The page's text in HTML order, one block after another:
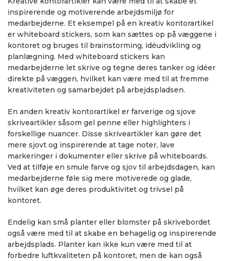
inspirerende og motiverende arbejdsmiljø for
medarbejderne. Et eksempel på en kreativ kontorartikel
er whiteboard stickers, som kan sættes op på væggene i
kontoret og bruges til brainstorming, idéudvikling og
planlægning. Med whiteboard stickers kan
medarbejderne let skrive og tegne deres tanker og idéer
direkte på væggen, hvilket kan være med til at fremme
kreativiteten og samarbejdet på arbejdspladsen.
En anden kreativ kontorartikel er farverige og sjove
skriveartikler såsom gel penne eller highlighters i
forskellige nuancer. Disse skriveartikler kan gøre det
mere sjovt og inspirerende at tage noter, lave
markeringer i dokumenter eller skrive på whiteboards.
Ved at tilføje en smule farve og sjov til arbejdsdagen, kan
medarbejderne føle sig mere motiverede og glade,
hvilket kan øge deres produktivitet og trivsel på
kontoret.
Endelig kan små planter eller blomster på skrivebordet
også være med til at skabe en behagelig og inspirerende
arbejdsplads. Planter kan ikke kun være med til at
forbedre luftkvaliteten på kontoret, men de kan også